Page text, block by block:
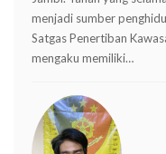
menjadi sumber
Satgas Penertiban
mengaku memiliki…